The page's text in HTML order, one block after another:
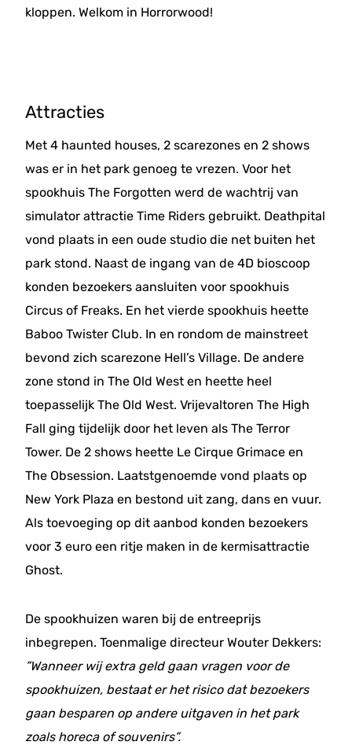
kloppen. Welkom in Horrorwood!
Attracties
Met 4 haunted houses, 2 scarezones en 2 shows
was er in het park genoeg te vrezen. Voor het
spookhuis The Forgotten werd de wachtrij van
simulator attractie Time Riders gebruikt. Deathpital
vond plaats in een oude studio die net buiten het
park stond. Naast de ingang van de 4D bioscoop
konden bezoekers aansluiten voor spookhuis
Circus of Freaks. En het vierde spookhuis heette
Baboo Twister Club. In en rondom de mainstreet
bevond zich scarezone Hell’s Village. De andere
zone stond in The Old West en heette heel
toepasselijk The Old West. Vrijevaltoren The High
Fall ging tijdelijk door het leven als The Terror
Tower. De 2 shows heette Le Cirque Grimace en
The Obsession. Laatstgenoemde vond plaats op
New York Plaza en bestond uit zang, dans en vuur.
Als toevoeging op dit aanbod konden bezoekers
voor 3 euro een ritje maken in de kermisattractie
Ghost.
De spookhuizen waren bij de entreeprijs
inbegrepen. Toenmalige directeur Wouter Dekkers:
”Wanneer wij extra geld gaan vragen voor de
spookhuizen, bestaat er het risico dat bezoekers
gaan besparen op andere uitgaven in het park
zoals horeca of souvenirs”.